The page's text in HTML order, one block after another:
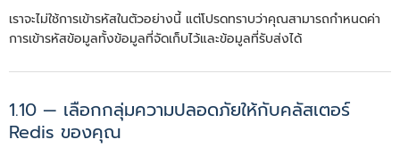
เราจะไม่ใช้การเข้ารหัสในตัวอย่างนี้ แต่โปรดทราบว่าคุณสามารถกำหนดค่า
การเข้ารหัสข้อมูลทั้งข้อมูลที่จัดเก็บไว้และข้อมูลที่รับส่งได้
1.10 — เลือกกลุ่มความปลอดภัยให้กับคลัสเตอร์
Redis ของคุณ